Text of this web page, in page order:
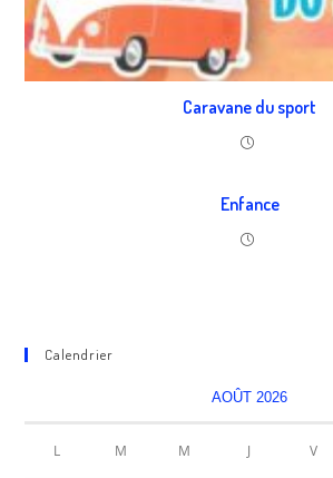
Caravane du sport
Enfance
Calendrier
AOÛT 2026
L M M J V